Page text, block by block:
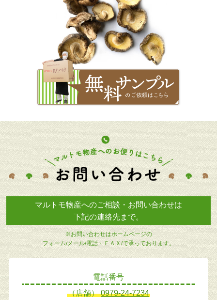
マルトモ物産へのご相談・お問い合わせは
下記の連絡先まで。
※お問い合わせはホームページの
フォーム/メール/電話・ＦＡＸ/で承っております。
電話番号
（店舗）0979-24-7234